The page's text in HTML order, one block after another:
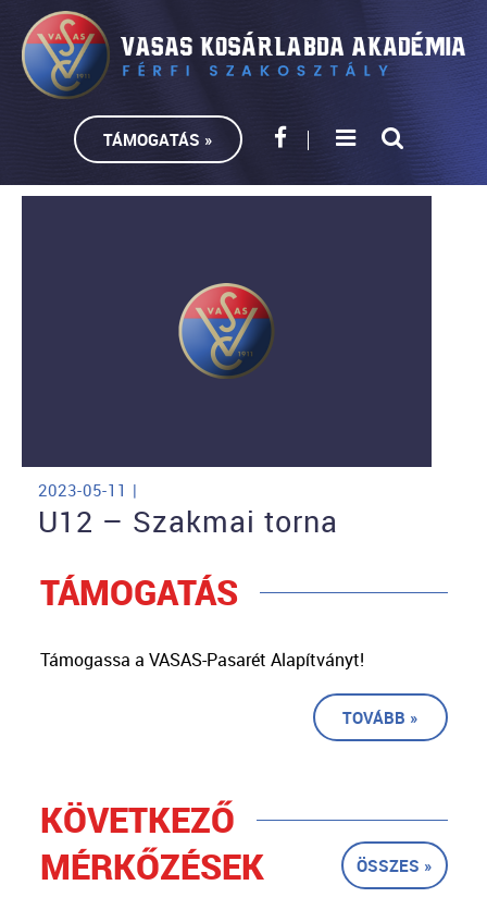
TÁMOGATÁS »
2023-05-11 |
U12 – Szakmai torna
TÁMOGATÁS
Támogassa a VASAS-Pasarét Alapítványt!
TOVÁBB »
KÖVETKEZŐ
MÉRKŐZÉSEK
ÖSSZES »